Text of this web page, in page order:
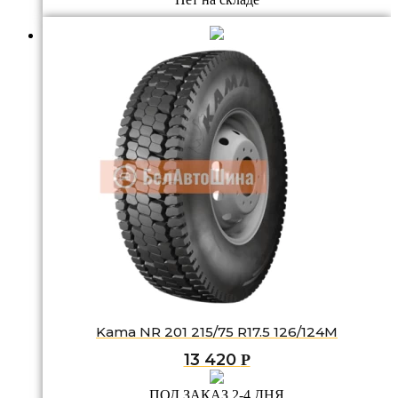
Kama NR 201 215/75 R17.5 126/124M
13 420 Р